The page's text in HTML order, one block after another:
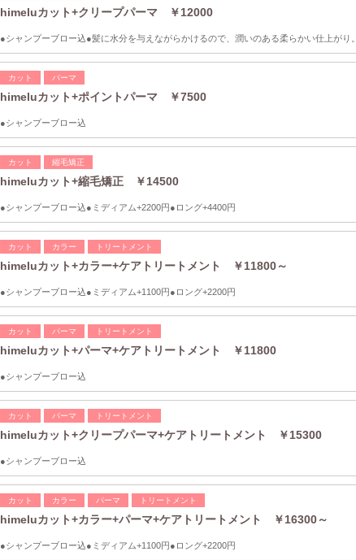
himeluカット+クリープパーマ ￥12000
●シャンプーブロー込●髪に水分を与えながらかけるので、潤いのある柔らかい仕上がり。
カット パーマ
himeluカット+ポイントパーマ ￥7500
●シャンプーブロー込
カット 縮毛矯正
himeluカット+縮毛矯正 ￥14500
●シャンプーブロー込●ミディアム+2200円●ロング+4400円
カット カラー トリートメント
himeluカット+カラー+ケアトリートメント ￥11800～
●シャンプーブロー込●ミディアム+1100円●ロング+2200円
カット パーマ トリートメント
himeluカット+パーマ+ケアトリートメント ￥11800
●シャンプーブロー込
カット パーマ トリートメント
himeluカット+クリープパーマ+ケアトリートメント ￥15300
●シャンプーブロー込
カット カラー パーマ トリートメント
himeluカット+カラー+パーマ+ケアトリートメント ￥16300～
●シャンプーブロー込●ミディアム+1100円●ロング+2200円